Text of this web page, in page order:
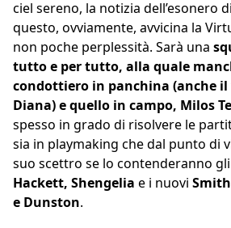
ciel sereno, la notizia dell’esonero
questo, ovviamente, avvicina la
non poche perplessità. Sarà una
tutto e per tutto, alla quale
condottiero in panchina (anche il
Diana) e quello in campo, Milos
spesso in grado di risolvere le
sia in playmaking che dal punto di
suo scettro se lo contenderanno
Hackett, Shengelia e i nuovi
e Dunston.